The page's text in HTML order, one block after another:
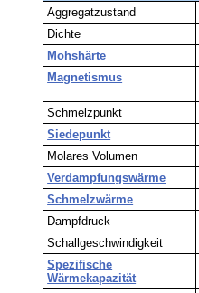
Aggregatzustand
Dichte
Mohshärte
Magnetismus
Schmelzpunkt
Siedepunkt
Molares Volumen
Verdampfungswärme
Schmelzwärme
Dampfdruck
Schallgeschwindigkeit
Spezifische
Wärmekapazität